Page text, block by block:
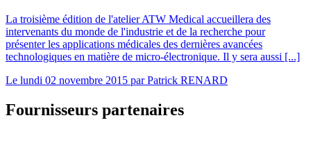
La troisième édition de l'atelier ATW Medical accueillera des
intervenants du monde de l'industrie et de la recherche pour
présenter les applications médicales des dernières avancées
technologiques en matière de micro-électronique. Il y sera aussi [...]
Le lundi 02 novembre 2015 parPatrick RENARD
Fournisseurs partenaires